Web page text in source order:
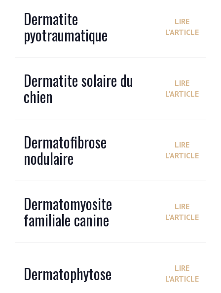
Dermatite
pyotraumatique
LIRE
L'ARTICLE
Dermatite solaire du
chien
LIRE
L'ARTICLE
Dermatofibrose
nodulaire
LIRE
L'ARTICLE
Dermatomyosite
familiale canine
LIRE
L'ARTICLE
Dermatophytose
LIRE
L'ARTICLE